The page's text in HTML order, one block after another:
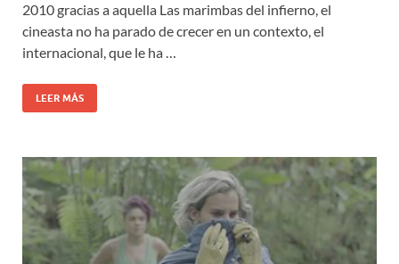
2010 gracias a aquella Las marimbas del infierno, el
cineasta no ha parado de crecer en un contexto, el
internacional, que le ha …
LEER MÁS